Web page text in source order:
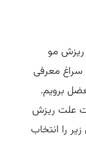
ریزش مو
سراغ معرفی
برویم.
علت ریزش
را انتخاب